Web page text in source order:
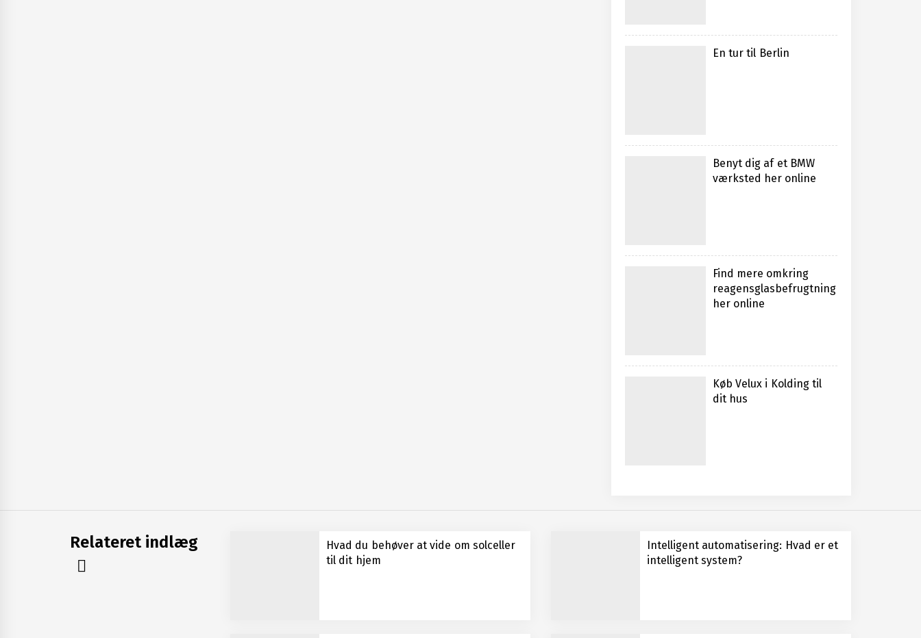
En tur til Berlin
Benyt dig af et BMW
værksted her online
Find mere omkring
reagensglasbefrugtning
her online
Køb Velux i Kolding til
dit hus
Relateret indlæg
Hvad du behøver at vide om solceller
til dit hjem
Intelligent automatisering: Hvad er et
intelligent system?